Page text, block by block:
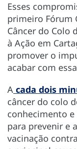
Esses
primeiro Fórum
Câncer do Colo
à Ação em
promover o
acabar com
A cada dois
câncer do colo
conhecimento
para prevenir e
vacinação